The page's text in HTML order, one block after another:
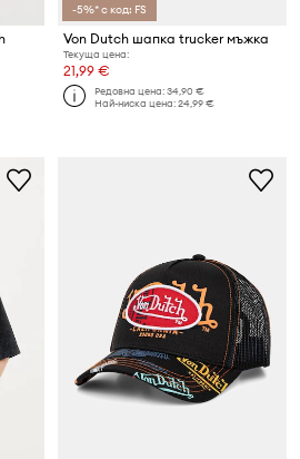
-5%* с код: FS
Von Dutch шапка trucker мъжка
Текуща цена:
21,99 €
Редовна цена:34,90 €
Най-ниска цена:24,99 €